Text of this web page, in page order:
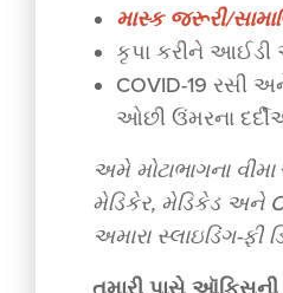
માસ્ક જરૂરી/
કૃપા કરીને આઈડી
COVID-19 રસી
ઓછી ઉંમરના
અમે મોટાભાગના વીમા
મેડિકેર, મેડિકેડ અને
અમારા સ્લાઇડિંગ-ફી